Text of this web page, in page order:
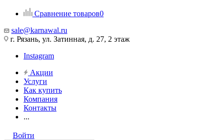
Сравнение товаров0
sale@karnawal.ru
г. Рязань, ул. Затинная, д. 27, 2 этаж
Instagram
Акции
Услуги
Как купить
Компания
Контакты
...
Войти